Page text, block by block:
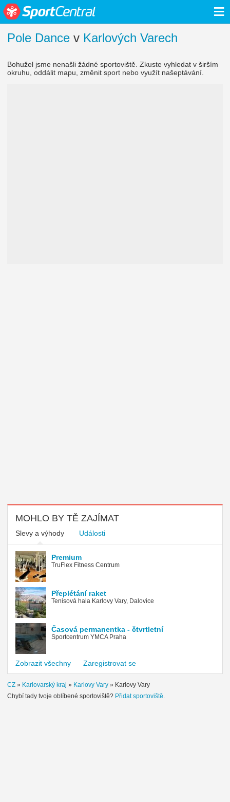
≡
Pole Dance v Karlových Varech
Bohužel jsme nenašli žádné sportoviště. Zkuste vyhledat v širším
okruhu, oddálit mapu, změnit sport nebo využít našeptávání.
MOHLO BY TĚ ZAJÍMAT
Slevy a výhody Události
Premium
TruFlex Fitness Centrum
Přeplétání raket
Tenisová hala Karlovy Vary, Dalovice
Časová permanentka - čtvrtletní
Sportcentrum YMCA Praha
Zobrazit všechny Zaregistrovat se
CZ » Karlovarský kraj » Karlovy Vary » Karlovy Vary
Chybí tady tvoje oblíbené sportoviště? Přidat sportoviště.